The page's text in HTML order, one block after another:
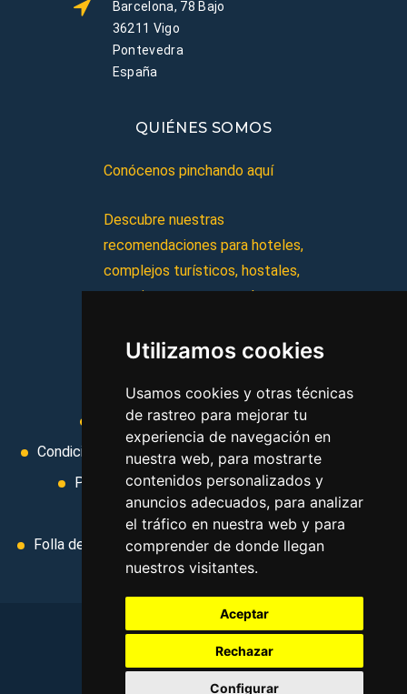
Utilizamos cookies
Usamos cookies y otras técnicas
de rastreo para mejorar tu
experiencia de navegación en
nuestra web, para mostrarte
contenidos personalizados y
anuncios adecuados, para analizar
el tráfico en nuestra web y para
comprender de donde llegan
nuestros visitantes.
Aceptar
Rechazar
Configurar
Barcelona, 78 Bajo
36211 Vigo
Pontevedra
España
QUIÉNES SOMOS
Conócenos pinchando aquí
Descubre nuestras
recomendaciones para hoteles,
complejos turísticos, hostales,
vacaciones, paquetes de
Aviso legal
Condiciones de uso
Condiciones Generales
Ley de Viajes Combinados
Política de privacidad
Uso de cookies
Cambiar preferencias de cookies
Folla de Reclamación
Area privada